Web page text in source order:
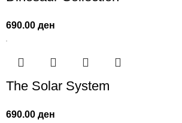
690.00ден
The Solar System
690.00ден